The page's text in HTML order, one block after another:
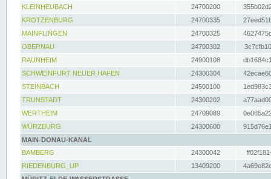
KLEINHEUBACH 24700200
KROTZENBURG
24700335
MAINFLINGEN
24700325
OBERNAU
24700302
RAUNHEIM
24900108
SCHWEINFURT NEUER HAFEN
24300304
STEINBACH
24500100
TRUNSTADT
24300202
WERTHEIM
24709089
WÜRZBURG
24300600
MAIN-DONAU-KANAL
BAMBERG
24300042
RIEDENBURG_UP
13409200